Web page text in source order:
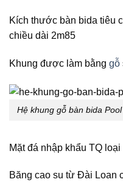
Kích thước bàn bida tiêu
chiều dài 2m85
Khung được làm bằng gỗ
Hệ khung gỗ bàn bida
Mặt đá nhập khẩu TQ loại
Băng cao su từ Đài Loan